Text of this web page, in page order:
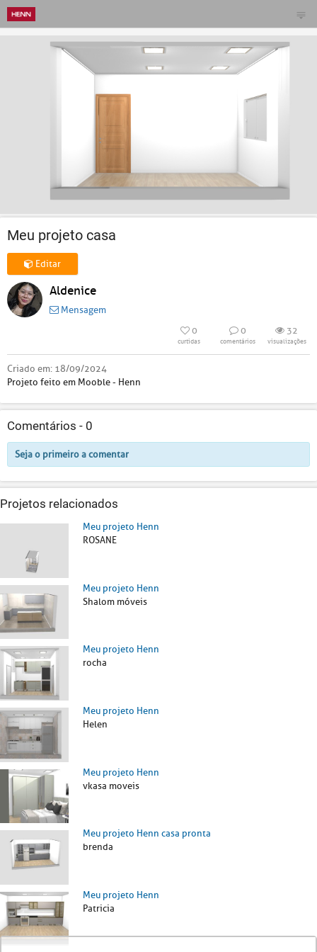
Meu projeto casa
Editar
Aldenice
Mensagem
0
curtidas
0
comentários
32
visualizações
Criado em: 18/09/2024
Projeto feito em Mooble - Henn
Comentários - 0
Seja o primeiro a comentar
Projetos relacionados
Meu projeto Henn
ROSANE
Meu projeto Henn
Shalom móveis
Meu projeto Henn
rocha
Meu projeto Henn
Helen
Meu projeto Henn
vkasa moveis
Meu projeto Henn casa pronta
brenda
Meu projeto Henn
Patricia